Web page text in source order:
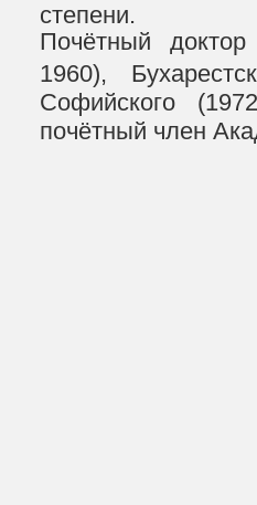
степени.
Почётный
1960),
Софийского
почётный член